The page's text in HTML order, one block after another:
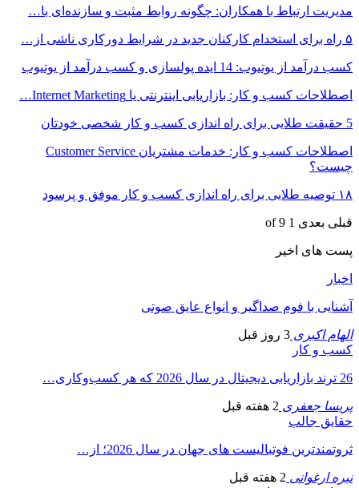
مدیریت ارتباط با همکاران: چگونه روابط مثبت و سازنده‌ای با…
۵ راه برای استخدام کارکنان جدید در شرایط دورکاری ناشی از…
کسب درآمد از یوتیوب: 14 ایده پولسازی و کسب درآمد از یوتیوب
اصطلاحات کسب و کار: بازاریابی اینترنتی یا Internet Marketing…
5 حقیقت طلایی برای راه اندازی کسب و کار شخصی خودتان
اصطلاحات کسب و کار: خدمات مشتریان Customer Service
چیست؟
۱۸ توصیه طلایی برای راه اندازی کسب و کار موفق و پرسود
قبلی بعدی 1 of 9
پست های اخیر
اخبار
آشنایی با فوم صداگیر و انواع عایق صوتی
الهام اکبری 3 روز قبل
کسب و کار
26 ترند بازاریابی دیجیتال در سال 2026 که هر کسب‌وکاری…
پریسا جعفری 2 هفته قبل
حقایق جالب
ثروتمندترین فوتبالیست های جهان در سال 2026؛ از…
نیره ارغوانی 2 هفته قبل